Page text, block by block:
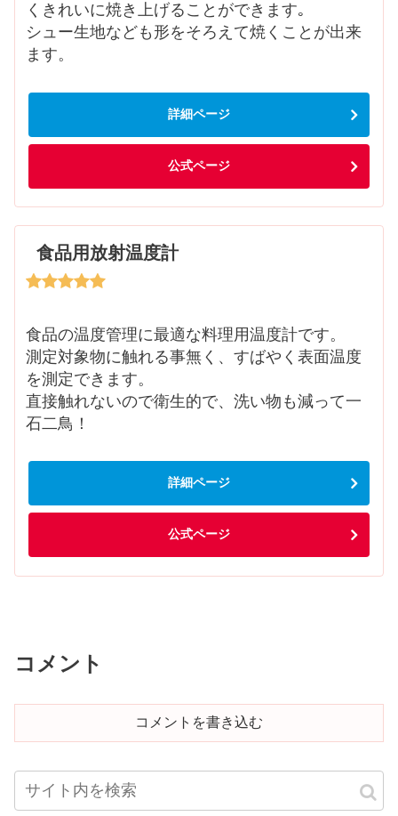
くきれいに焼き上げることができます｡
シュー生地なども形をそろえて焼くことが出来
ます。
詳細ページ
公式ページ
食品用放射温度計
食品の温度管理に最適な料理用温度計です。
測定対象物に触れる事無く、すばやく表面温度
を測定できます。
直接触れないので衛生的で、洗い物も減って一
石二鳥！
詳細ページ
公式ページ
コメント
コメントを書き込む